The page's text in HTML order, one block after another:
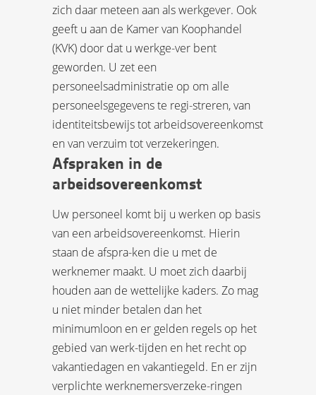
zich daar meteen aan als werkgever. Ook
geeft u aan de Kamer van Koophandel
(KVK) door dat u werkge-ver bent
geworden. U zet een
personeelsadministratie op om alle
personeelsgegevens te regi-streren, van
identiteitsbewijs tot arbeidsovereenkomst
en van verzuim tot verzekeringen.
Afspraken in de
arbeidsovereenkomst
Uw personeel komt bij u werken op basis
van een arbeidsovereenkomst. Hierin
staan de afspra-ken die u met de
werknemer maakt. U moet zich daarbij
houden aan de wettelijke kaders. Zo mag
u niet minder betalen dan het
minimumloon en er gelden regels op het
gebied van werk-tijden en het recht op
vakantiedagen en vakantiegeld. En er zijn
verplichte werknemersverzeke-ringen